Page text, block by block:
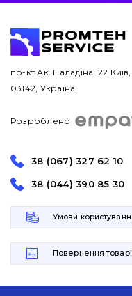
пр-кт Ак. Паладіна, 22 Київ,
03142, Україна
Розроблено
38 (067) 327 62 10
38 (044) 390 85 30
Умови
Повернення